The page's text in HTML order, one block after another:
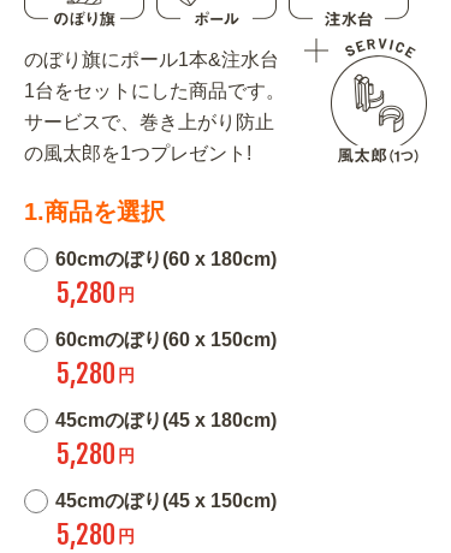
のぼり旗にポール1本&注水台
1台をセットにした商品です。
サービスで、巻き上がり防止
の風太郎を1つプレゼント!
1.商品を選択
60cmのぼり(60 x 180cm)
5,280 円
60cmのぼり(60 x 150cm)
5,280 円
45cmのぼり(45 x 180cm)
5,280 円
45cmのぼり(45 x 150cm)
5,280 円